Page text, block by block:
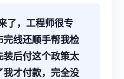
了，工程师很专
完线还顺手帮我检
后付这个政策太
我才付款，完全没